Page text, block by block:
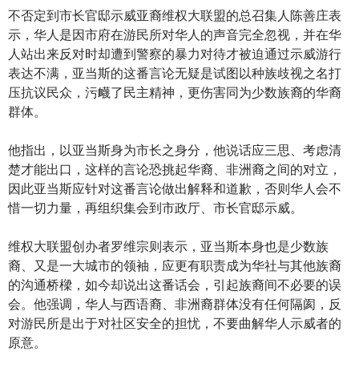
不否定到市长官邸示威亚裔维权大联盟的总召集人陈善庄表
示，华人是因市府在游民所对华人的声音完全忽视，并在华
人站出来反对时却遭到警察的暴力对待才被迫通过示威游行
表达不满，亚当斯的这番言论无疑是试图以种族歧视之名打
压抗议民众，污衊了民主精神，更伤害同为少数族裔的华裔
群体。
他指出，以亚当斯身为市长之身分，他说话应三思、考虑清
楚才能出口，这样的言论恐挑起华裔、非洲裔之间的对立，
因此亚当斯应针对这番言论做出解释和道歉，否则华人会不
惜一切力量，再组织集会到市政厅、市长官邸示威。
维权大联盟创办者罗维宗则表示，亚当斯本身也是少数族
裔、又是一大城市的领袖，应更有职责成为华社与其他族裔
的沟通桥樑，如今却说出这番话会，引起族裔间不必要的误
会。他强调，华人与西语裔、非洲裔群体没有任何隔阂，反
对游民所是出于对社区安全的担忧，不要曲解华人示威者的
原意。